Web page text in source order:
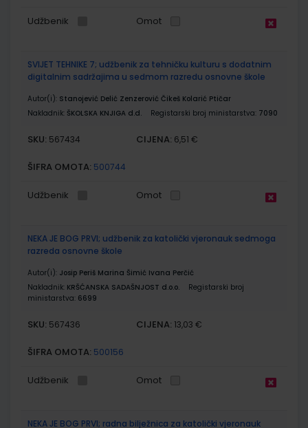
Udžbenik Omot
SVIJET TEHNIKE 7; udžbenik za tehničku kulturu s dodatnim
digitalnim sadržajima u sedmom razredu osnovne škole
Autor(i): Stanojević Delić Zenzerović Čikeš Kolarić Ptičar
Nakladnik: ŠKOLSKA KNJIGA d.d. Registarski broj ministarstva: 7090
SKU: 567434 CIJENA: 6,51 €
ŠIFRA OMOTA: 500744
Udžbenik Omot
NEKA JE BOG PRVI; udžbenik za katolički vjeronauk sedmoga
razreda osnovne škole
Autor(i): Josip Periš Marina Šimić Ivana Perčić
Nakladnik: KRŠĆANSKA SADAŠNJOST d.o.o.
Registarski broj
ministarstva: 6699
SKU: 567436 CIJENA: 13,03 €
ŠIFRA OMOTA: 500156
Udžbenik Omot
NEKA JE BOG PRVI; radna bilježnica za katolički vjeronauk